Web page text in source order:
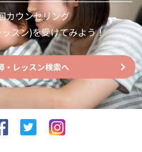
カウンセリング
スン)を受けてみよう！
・レッスン検索へ